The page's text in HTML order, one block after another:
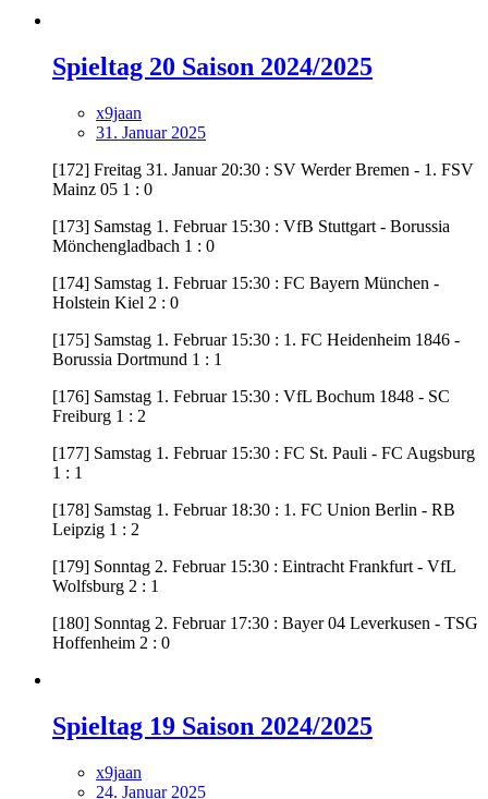
Spieltag 20 Saison 2024/2025
x9jaan
31. Januar 2025
[172] Freitag 31. Januar 20:30 : SV Werder Bremen - 1. FSV
Mainz 05 1 : 0
[173] Samstag 1. Februar 15:30 : VfB Stuttgart - Borussia
Mönchengladbach 1 : 0
[174] Samstag 1. Februar 15:30 : FC Bayern München -
Holstein Kiel 2 : 0
[175] Samstag 1. Februar 15:30 : 1. FC Heidenheim 1846 -
Borussia Dortmund 1 : 1
[176] Samstag 1. Februar 15:30 : VfL Bochum 1848 - SC
Freiburg 1 : 2
[177] Samstag 1. Februar 15:30 : FC St. Pauli - FC Augsburg
1 : 1
[178] Samstag 1. Februar 18:30 : 1. FC Union Berlin - RB
Leipzig 1 : 2
[179] Sonntag 2. Februar 15:30 : Eintracht Frankfurt - VfL
Wolfsburg 2 : 1
[180] Sonntag 2. Februar 17:30 : Bayer 04 Leverkusen - TSG
Hoffenheim 2 : 0
Spieltag 19 Saison 2024/2025
x9jaan
24. Januar 2025